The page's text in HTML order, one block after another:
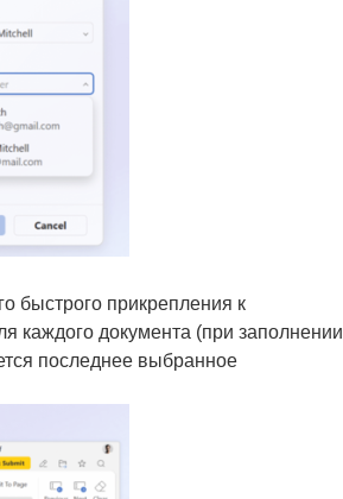
быстрого прикрепления к
каждого документа (при заполнении
последнее выбранное